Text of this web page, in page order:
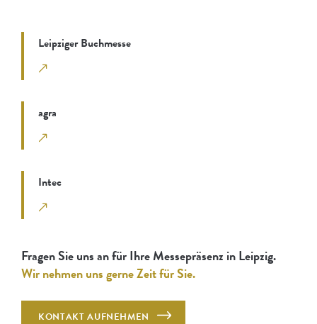
Leipziger Buchmesse
agra
Intec
Fragen Sie uns an für Ihre Messepräsenz in Leipzig.
Wir nehmen uns gerne Zeit für Sie.
KONTAKT AUFNEHMEN